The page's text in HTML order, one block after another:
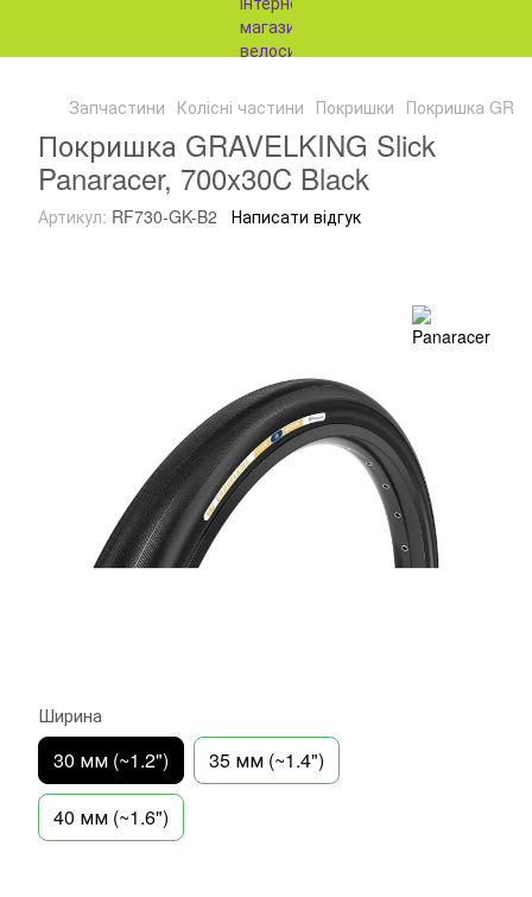
Запчастини Колісні частини Покришки Покришка
Покришка GRAVELKING Slick
Panaracer, 700x30C Black
Артикул: RF730-GK-B2 Написати відгук
Ширина
30 мм (~1.2") 35 мм (~1.4")
40 мм (~1.6")